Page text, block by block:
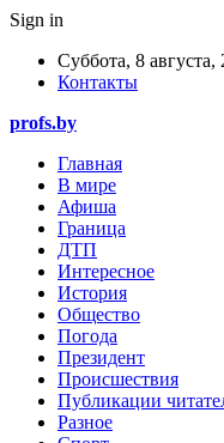
Sign in
Суббота, 8 августа,
Контакты
profs.by
Главная
В мире
Афиша
Граница
ДТП
Интересное
История
Общество
Погода
Президент
Происшествия
Публикации
Разное